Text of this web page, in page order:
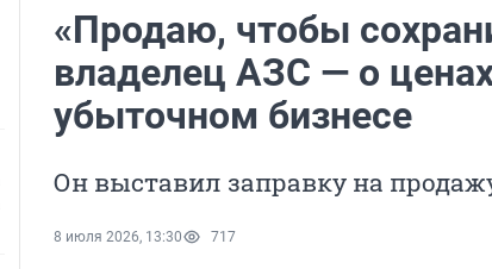
«Продаю, чтобы
владелец АЗС — о
убыточном бизнесе
Он выставил заправку на
8 июля 2026, 13:30 717